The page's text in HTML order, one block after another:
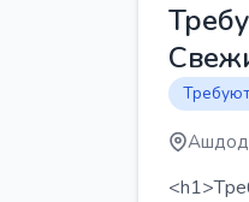
Ашдод